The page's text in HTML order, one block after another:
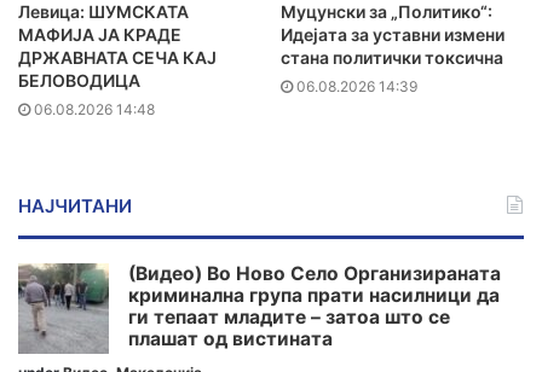
Левица: ШУМСКАТА
МАФИЈА ЈА КРАДЕ
ДРЖАВНАТА СЕЧА КАЈ
БЕЛОВОДИЦА
06.08.2026 14:48
Муцунски за „Политико“:
Идејата за уставни измени
стана политички токсична
06.08.2026 14:39
НАЈЧИТАНИ
(Видео) Во Ново Село Организираната
криминална група прати насилници да
ги тепаат младите – затоа што се
плашат од вистината